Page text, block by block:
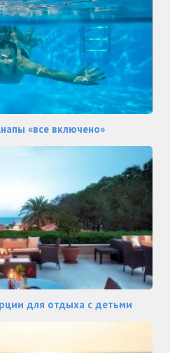
«все включено»
для отдыха с детьми